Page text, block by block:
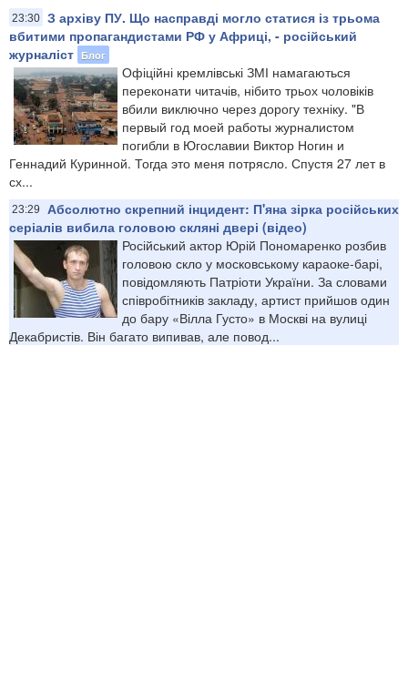
23:30 З архіву ПУ. Що насправді могло статися із трьома
вбитими пропагандистами РФ у Африці, - російський
журналіст Блог
Офіційні кремлівські ЗМІ намагаються
переконати читачів, нібито трьох чоловіків
вбили виключно через дорогу техніку. "В
первый год моей работы журналистом
погибли в Югославии Виктор Ногин и
Геннадий Куринной. Тогда это меня потрясло. Спустя 27 лет в
сх...
23:29
Абсолютно скрепний інцидент: П'яна зірка російських
серіалів вибила головою скляні двері (відео)
Російський актор Юрій Пономаренко розбив
головою скло у московському караоке-барі,
повідомляють Патріоти України. За словами
співробітників закладу, артист прийшов один
до бару «Вілла Густо» в Москві на вулиці
Декабристів. Він багато випивав, але повод...